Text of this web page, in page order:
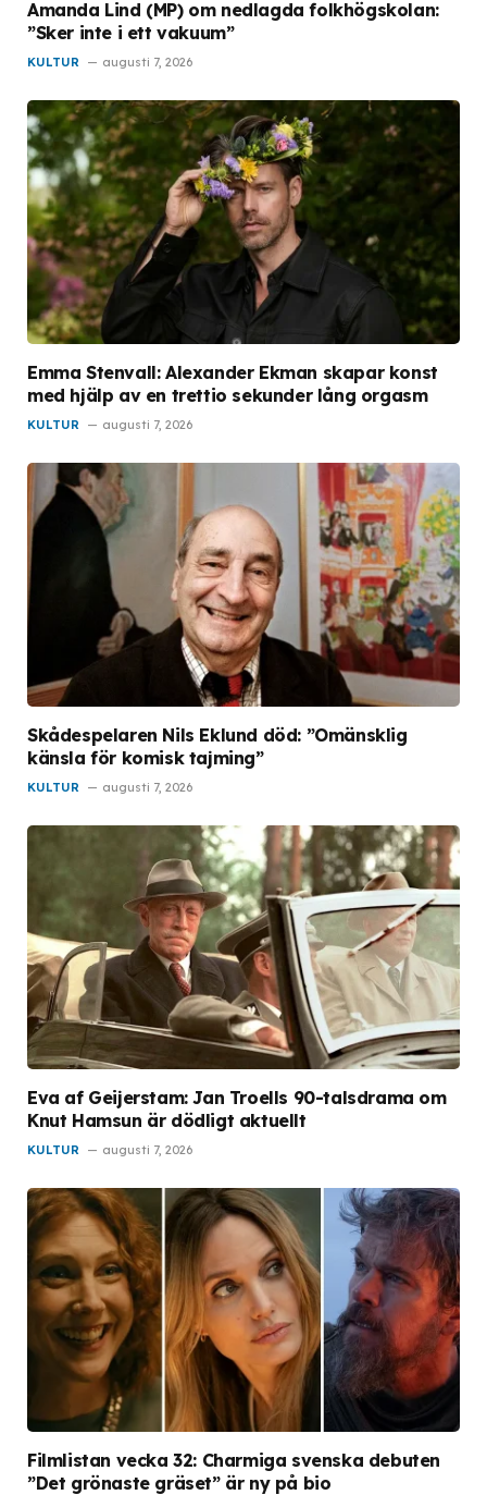
Amanda Lind (MP) om nedlagda folkhögskolan:
”Sker inte i ett vakuum”
KULTUR augusti 7, 2026
Emma Stenvall: Alexander Ekman skapar konst
med hjälp av en trettio sekunder lång orgasm
KULTUR augusti 7, 2026
Skådespelaren Nils Eklund död: ”Omänsklig
känsla för komisk tajming”
KULTUR augusti 7, 2026
Eva af Geijerstam: Jan Troells 90-talsdrama om
Knut Hamsun är dödligt aktuellt
KULTUR augusti 7, 2026
Filmlistan vecka 32: Charmiga svenska debuten
”Det grönaste gräset” är ny på bio